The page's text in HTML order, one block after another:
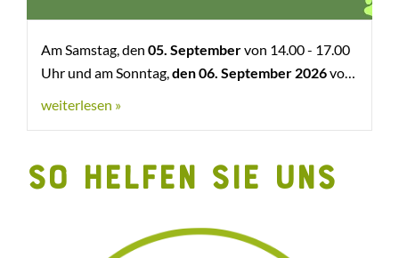
Am Samstag, den 05. Septembervon 14.00 - 17.00
Uhr und am Sonntag,den 06. September 2026von
weiterlesen »
SO HELFEN SIE UNS